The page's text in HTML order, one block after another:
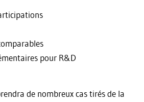
pour R&D
de nombreux cas tirés de la